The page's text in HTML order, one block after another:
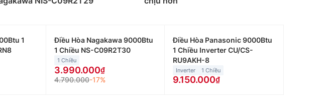
1
Điều Hòa Nagakawa 9000Btu
1 Chiều NS-C09R2T30
1 Chiều
3.990.000
4.790.000-17%
Điều Hòa Panasonic 9000Btu
1 Chiều Inverter CU/CS-
RU9AKH-8
Inverter 1 Chiều
9.150.000